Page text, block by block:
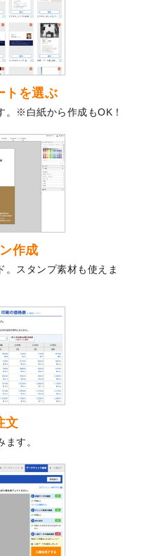
た。
ザインテンプレート
りのカレンダーデザイン
公開いたしました。
ドのデザインテンプレー
。
テンプレート
ザインテンプレート
ドのデザインテンプレート
プののぼりが作成できるよ
！
が作成できるようになり
ンプレートを追加しまし
カー
りのカレンダーデザイン
公開いたしました。
賀ポスターデザインテンプ
たしました。
ザインテンプレート
トを選ぶ
。※白紙から作成もOK！
作成
。スタンプ素材も使えま
文
す。